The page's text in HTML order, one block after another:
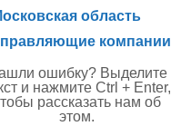
область
компании
ошибку? Выделите
и нажмите Ctrl + Enter,
рассказать нам об
этом.